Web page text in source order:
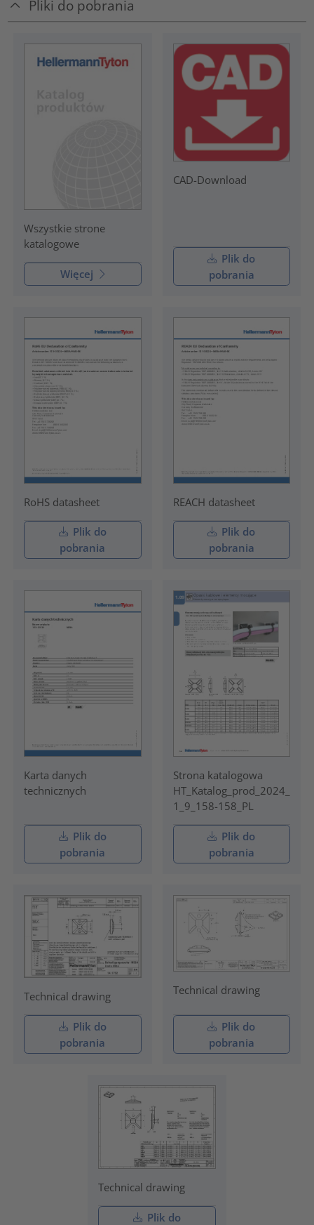
Pliki do pobrania
Wszystkie strone
katalogowe
Więcej
CAD-Download
Plik do
pobrania
RoHS datasheet
Plik do
pobrania
REACH datasheet
Plik do
pobrania
Karta danych
technicznych
Plik do
pobrania
Strona katalogowa
HT_Katalog_prod_2024_
1_9_158-158_PL
Plik do
pobrania
Technical drawing
Plik do
pobrania
Technical drawing
Plik do
pobrania
Technical drawing
Plik do